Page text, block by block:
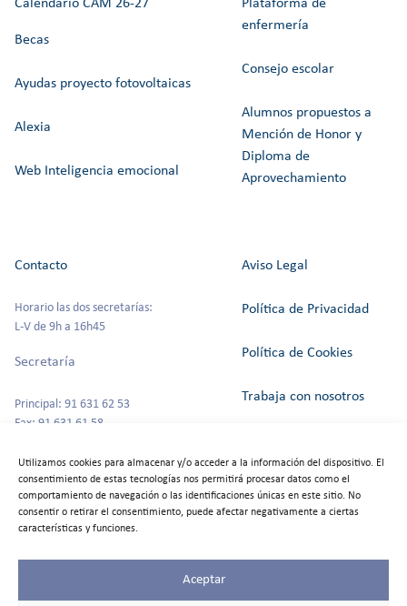
Utilizamos cookies para almacenar y/o acceder a la información del dispositivo. El
consentimiento de estas tecnologías nos permitirá procesar datos como el
comportamiento de navegación o las identificaciones únicas en este sitio. No
consentir o retirar el consentimiento, puede afectar negativamente a ciertas
características y funciones.
Aceptar
Calendario CAM 26-27
Becas
Ayudas proyecto fotovoltaicas
Alexia
Web Inteligencia emocional
Plataforma de
enfermería
Consejo escolar
Alumnos propuestos a
Mención de Honor y
Diploma de
Aprovechamiento
Contacto
Horario las dos secretarías:
L-V de 9h a 16h45
Secretaría
Principal: 91 631 62 53
Fax: 91 631 61 58
Escuela Infantil
Aviso Legal
Política de Privacidad
Política de Cookies
Trabaja con nosotros
Alquiler de espacios